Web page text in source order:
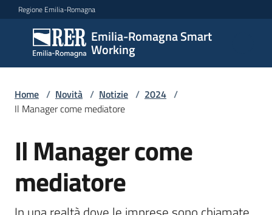
Vai al contenuto
Vai alla navigazione
Vai al footer
Regione Emilia-Romagna
Emilia-Romagna Smart
Working
Emilia-
Romagna
Smart
Working
Scopri
Home / Novità / Notizie / 2024 /
Il Manager come mediatore
Salta al contenuto
Il Manager come
mediatore